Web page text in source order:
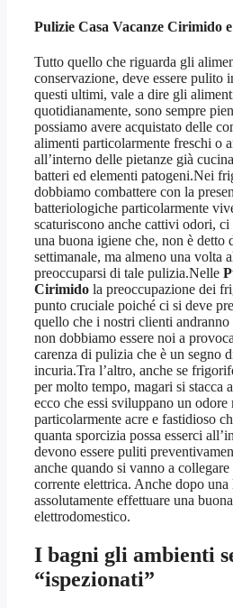
Pulizie Casa Vacanze Cirimido
Tutto quello che riguarda gli
conservazione, deve essere pulito
questi ultimi, vale a dire gli
quotidianamente, sono sempre
possiamo avere acquistato delle
alimenti particolarmente freschi o
all’interno delle pietanze già
batteri ed elementi patogeni.Nei
dobbiamo combattere con la
batteriologiche particolarmente
scaturiscono anche cattivi odori,
una buona igiene che, non è detto
settimanale, ma almeno una volta
preoccuparsi di tale pulizia.Nelle
Cirimido la preoccupazione dei
punto cruciale poiché ci si deve
quello che i nostri clienti andranno
non dobbiamo essere noi a
carenza di pulizia che è un segno
incuria.Tra l’altro, anche se
per molto tempo, magari si stacca
ecco che essi sviluppano un
particolarmente acre e fastidioso
quanta sporcizia possa esserci
devono essere puliti
anche quando si vanno a
corrente elettrica. Anche dopo
assolutamente effettuare una
elettrodomestico.
I bagni gli ambienti
“ispezionati”